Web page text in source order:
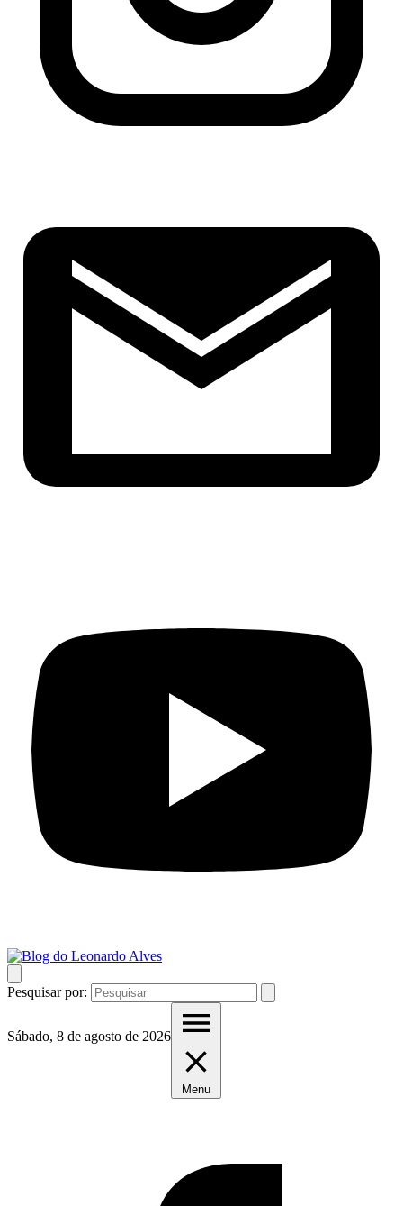
Pesquisar por:
Sábado, 8 de agosto de 2026
Menu